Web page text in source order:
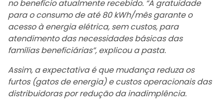
no benefício atualmente recebido. “A gratuidade
para o consumo de até 80 kWh/mês garante o
acesso à energia elétrica, sem custos, para
atendimento das necessidades básicas das
famílias beneficiárias”, explicou a pasta.
Assim, a expectativa é que mudança reduza os
furtos (gatos de energia) e custos operacionais das
distribuidoras por redução da inadimplência.